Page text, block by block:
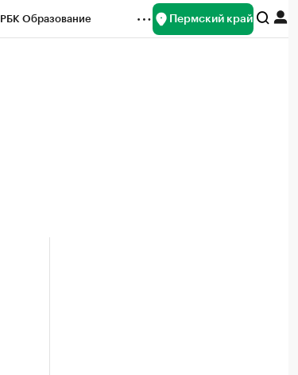
РБК Образование Пермский край